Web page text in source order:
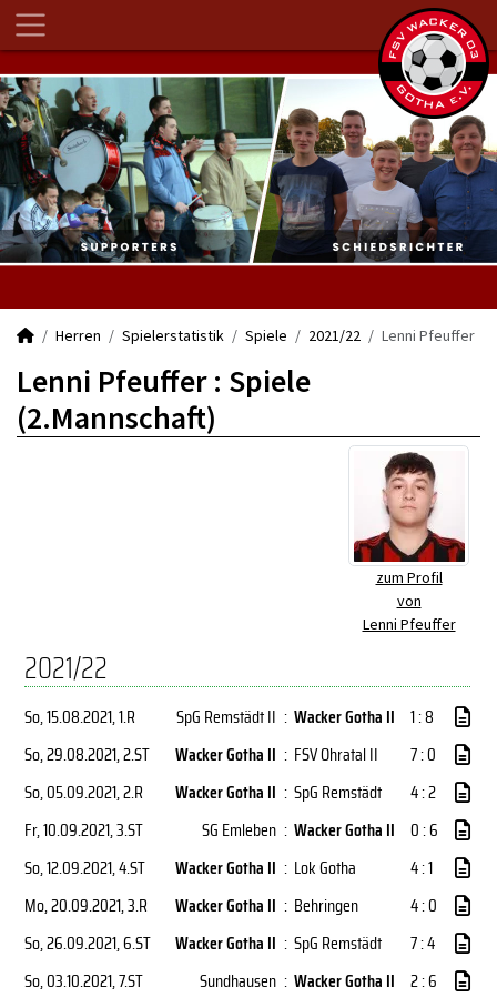
Herren Spielerstatistik Spiele 2021/22 Lenni Pfeuffer
Lenni Pfeuffer : Spiele
(2.Mannschaft)
zum Profil
von
Lenni Pfeuffer
2021/22
So, 15.08.2021, 1.R SpG Remstädt II : Wacker Gotha II 1 : 8
So, 29.08.2021, 2.ST Wacker Gotha II : FSV Ohratal II
7 : 0
So, 05.09.2021, 2.R Wacker Gotha II : SpG Remstädt
4 : 2
Fr, 10.09.2021, 3.ST SG Emleben : Wacker Gotha II 0 : 6
So, 12.09.2021, 4.ST Wacker Gotha II : Lok Gotha
4 : 1
Mo, 20.09.2021, 3.R Wacker Gotha II : Behringen
4 : 0
So, 26.09.2021, 6.ST Wacker Gotha II : SpG Remstädt
7 : 4
So, 03.10.2021, 7.ST Sundhausen : Wacker Gotha II 2 : 6